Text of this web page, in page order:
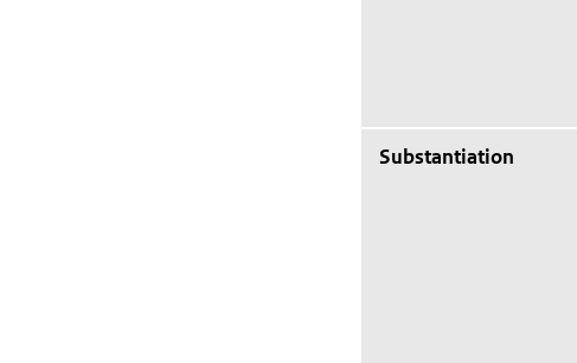
Substantiation